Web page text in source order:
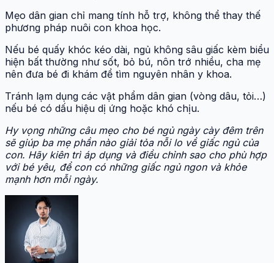
Mẹo dân gian chỉ mang tính hỗ trợ, không thể thay thế
phương pháp nuôi con khoa học.
Nếu bé quấy khóc kéo dài, ngủ không sâu giấc kèm biểu
hiện bất thường như sốt, bỏ bú, nôn trớ nhiều, cha mẹ
nên đưa bé đi khám để tìm nguyên nhân y khoa.
Tránh lạm dụng các vật phẩm dân gian (vòng dâu, tỏi…)
nếu bé có dấu hiệu dị ứng hoặc khó chịu.
Hy vọng những câu mẹo cho bé ngủ ngày cày đêm trên
sẽ giúp ba mẹ phần nào giải tỏa nỗi lo về giấc ngủ của
con. Hãy kiên trì áp dụng và điều chỉnh sao cho phù hợp
với bé yêu, để con có những giấc ngủ ngon và khỏe
mạnh hơn mỗi ngày.